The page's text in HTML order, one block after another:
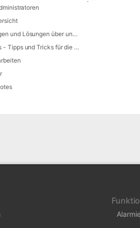
Anbindungen und Lösungen über unsere Web-Schnittstelle (REST-API)
Use Cases - Tipps und Tricks für die Anwendung von DIVERA 24/7